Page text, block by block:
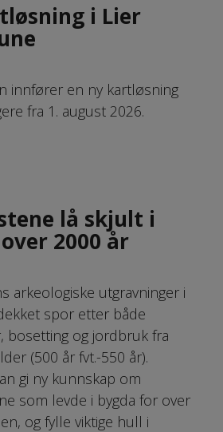
i Lier
innfører en ny kartløsning
fra 1. august 2026.
lå skjult i
2000 år
arkeologiske utgravninger i
spor etter både
bosetting og jordbruk fra
(500 år fvt.-550 år).
gi ny kunnskap om
som levde i bygda for over
og fylle viktige hull i